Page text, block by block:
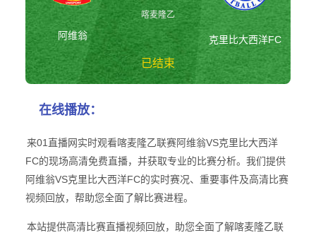
阿维翁
喀麦隆乙
已结束
克里比大西洋FC
在线播放：
来01直播网实时观看喀麦隆乙联赛阿维翁VS克里比大西洋
FC的现场高清免费直播，并获取专业的比赛分析。我们提供
阿维翁VS克里比大西洋FC的实时赛况、重要事件及高清比赛
视频回放，帮助您全面了解比赛进程。
本站提供高清比赛直播视频回放，助您全面了解喀麦隆乙联